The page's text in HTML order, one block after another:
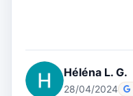
Héléna L. G.
28/04/2024